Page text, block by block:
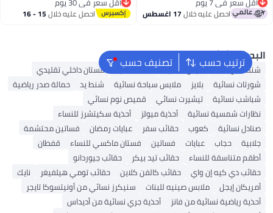
اليوميأقل سعر في 7 يوماحصل عليه خلال17 اغسطس أقل سعر في 30 يوماحصل عليه خلال 15 - 16
ترتيب حسب تصنيف حسب الشائع
ألدو شنط جيس نسائية شنط نسائية
فستان داخلي تقليدي
نسائية
بلايز ملابس سباحة نسائية شنط يد
حمالة صدر رياضية
نسائية
تيشيرت نسائي
قميص نوم نسائي
شمسية نسائية
أحذية ميولز
أحذية سكيتشرز للنساء
نسائية
كعوب حقائب سفر عبايات رمضان
فساتين محتشمة
حجاب عبايات فساتين فستان ماكسي للنساء
قفطان
متناسقة للنساء
حقائب تيد بيكر
حقائب جيوردانو
دي كيه إن واي
حقائب كالفن كلاين حقائب تومي هيلفيغر
نايك
إيجل
ملابس صينيه للبنات
سنيكرز نسائي من أونيتسوكا تايجر
رياضية نسائية من فانز
أحذية جري نسائية من أديداس